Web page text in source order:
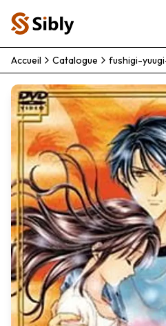
Accueil Catalogue